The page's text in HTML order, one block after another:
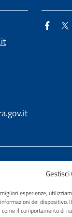
Gestisci
esperienze,
del dispositivo.
il comportamento di